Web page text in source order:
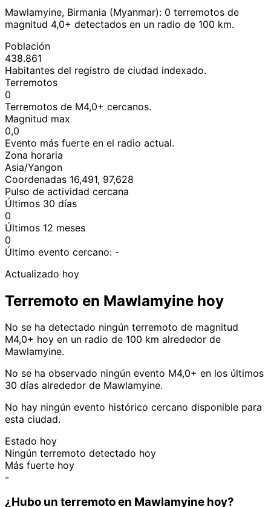
Mawlamyine, Birmania (Myanmar): 0 terremotos de
magnitud 4,0+ detectados en un radio de 100 km.
Población
438.861
Habitantes del registro de ciudad indexado.
Terremotos
0
Terremotos de M4,0+ cercanos.
Magnitud max
0,0
Evento más fuerte en el radio actual.
Zona horaria
Asia/Yangon
Coordenadas 16,491, 97,628
Pulso de actividad cercana
Últimos 30 días
0
Últimos 12 meses
0
Último evento cercano: -
Actualizado hoy
Terremoto en Mawlamyine hoy
No se ha detectado ningún terremoto de magnitud
M4,0+ hoy en un radio de 100 km alrededor de
Mawlamyine.
No se ha observado ningún evento M4,0+ en los últimos
30 días alrededor de Mawlamyine.
No hay ningún evento histórico cercano disponible para
esta ciudad.
Estado hoy
Ningún terremoto detectado hoy
Más fuerte hoy
-
¿Hubo un terremoto en Mawlamyine hoy?